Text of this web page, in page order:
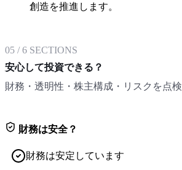
創造を推進します。
05 /6 SECTIONS
安心して投資できる？
財務・透明性・株主構成・リスクを点検
財務は安全？
財務は安定しています